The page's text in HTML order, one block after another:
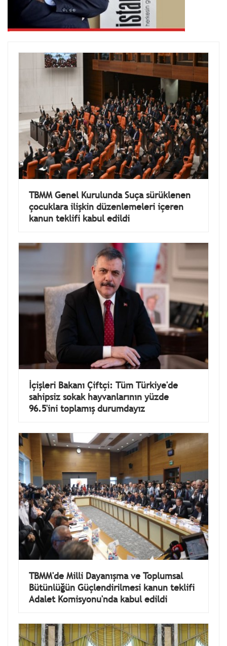
TBMM Genel Kurulunda Suça sürüklenen
çocuklara ilişkin düzenlemeleri içeren
kanun teklifi kabul edildi
İçişleri Bakanı Çiftçi: Tüm Türkiye'de
sahipsiz sokak hayvanlarının yüzde
96.5'ini toplamış durumdayız
TBMM'de Milli Dayanışma ve Toplumsal
Bütünlüğün Güçlendirilmesi kanun teklifi
Adalet Komisyonu'nda kabul edildi